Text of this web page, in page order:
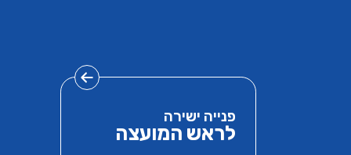
פנייה ישירה
לראש המועצה